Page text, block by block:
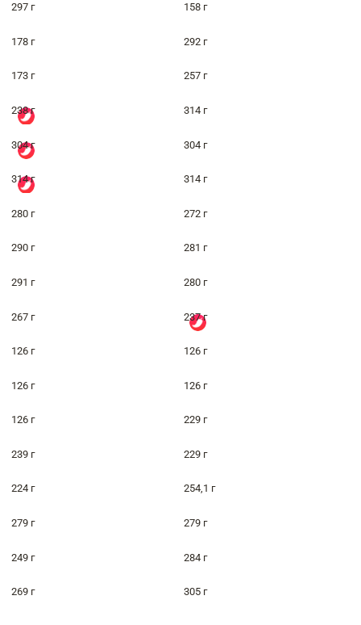
297 г 158 г
178 г 292 г
173 г 257 г
238 г 314 г
304 г 304 г
314 г 314 г
280 г 272 г
290 г 281 г
291 г 280 г
267 г 237 г
126 г 126 г
126 г 126 г
126 г 229 г
239 г 229 г
224 г 254,1 г
279 г 279 г
249 г 284 г
269 г 305 г